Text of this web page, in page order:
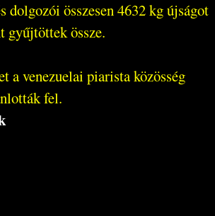
dolgozói összesen 4632 kg újságot
gyűjtöttek össze.
a venezuelai piarista közösség
fel.